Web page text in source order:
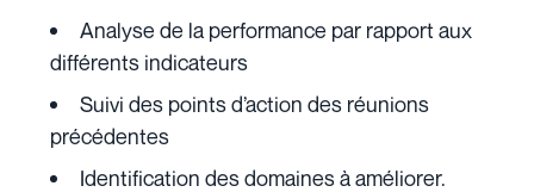
Analyse de la performance par rapport aux
différents indicateurs
Suivi des points d’action des réunions
précédentes
Identification des domaines à améliorer.